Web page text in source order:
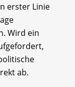
erster Linie
Wird ein
ab.